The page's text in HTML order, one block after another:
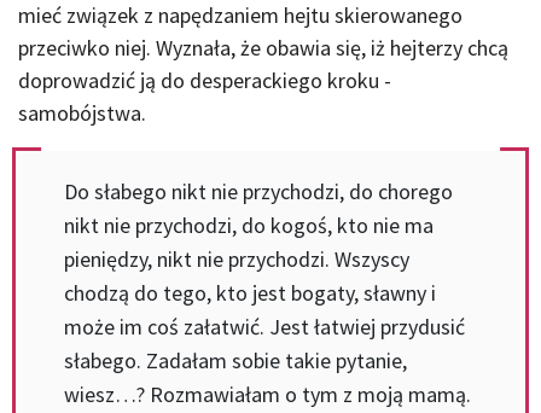
mieć związek z napędzaniem hejtu skierowanego
przeciwko niej. Wyznała, że obawia się, iż hejterzy chcą
doprowadzić ją do desperackiego kroku -
samobójstwa.
Do słabego nikt nie przychodzi, do chorego
nikt nie przychodzi, do kogoś, kto nie ma
pieniędzy, nikt nie przychodzi. Wszyscy
chodzą do tego, kto jest bogaty, sławny i
może im coś załatwić. Jest łatwiej przydusić
słabego. Zadałam sobie takie pytanie,
wiesz…? Rozmawiałam o tym z moją mamą.